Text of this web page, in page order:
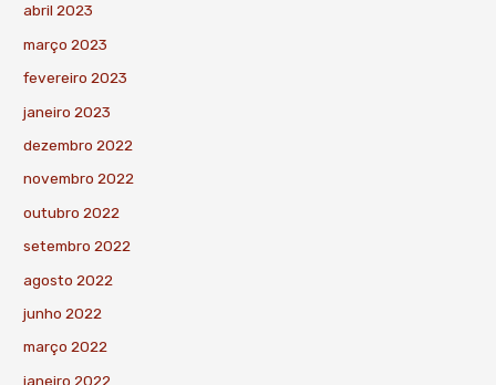
abril 2023
março 2023
fevereiro 2023
janeiro 2023
dezembro 2022
novembro 2022
outubro 2022
setembro 2022
agosto 2022
junho 2022
março 2022
janeiro 2022